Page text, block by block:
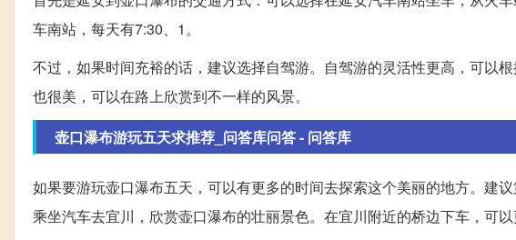
车南站，每天有7:30、1。
不过，如果时间充裕的话，建议选择自驾游。自驾游的灵活性更高，可以
也很美，可以在路上欣赏到不一样的风景。
壶口瀑布游玩五天求推荐_问答库问答 - 问答库
如果要游玩壶口瀑布五天，可以有更多的时间去探索这个美丽的地方。建
乘坐汽车去宜川，欣赏壶口瀑布的壮丽景色。在宜川附近的桥边下车，可以